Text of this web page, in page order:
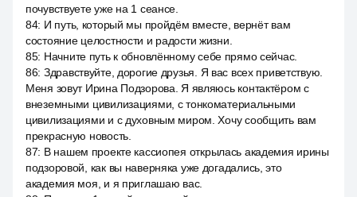
почувствуете уже на 1 сеансе.
84: И путь, который мы пройдём вместе, вернёт вам
состояние целостности и радости жизни.
85: Начните путь к обновлённому себе прямо сейчас.
86: Здравствуйте, дорогие друзья. Я вас всех приветствую.
Меня зовут Ирина Подзорова. Я являюсь контактёром с
внеземными цивилизациями, с тонкоматериальными
цивилизациями и с духовным миром. Хочу сообщить вам
прекрасную новость.
87: В нашем проекте кассиопея открылась академия ирины
подзоровой, как вы наверняка уже догадались, это
академия моя, и я приглашаю вас.